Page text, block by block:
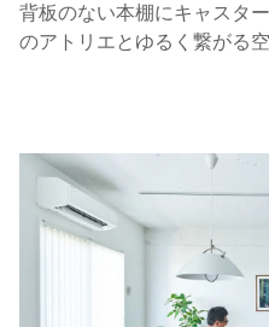
背板のない本棚にキャスタ
のアトリエとゆるく繋がる空